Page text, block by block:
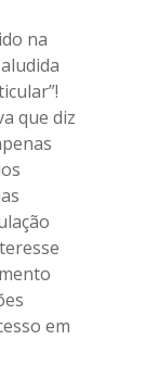
na
que diz
em
se
e Atas